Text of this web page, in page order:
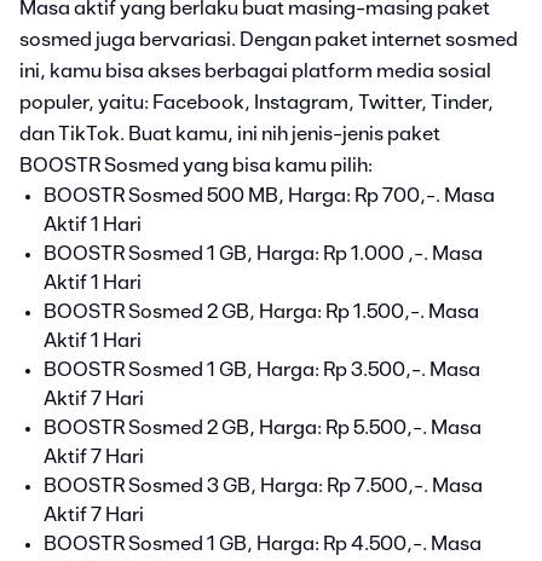
Masa aktif yang berlaku buat masing-masing paket
sosmed juga bervariasi. Dengan paket internet sosmed
ini, kamu bisa akses berbagai platform media sosial
populer, yaitu: Facebook, Instagram, Twitter, Tinder,
dan TikTok. Buat kamu, ini nih jenis-jenis paket
BOOSTR Sosmed yang bisa kamu pilih:
BOOSTR Sosmed 500 MB, Harga: Rp 700,-. Masa
Aktif 1 Hari
BOOSTR Sosmed 1 GB, Harga: Rp 1.000 ,-. Masa
Aktif 1 Hari
BOOSTR Sosmed 2 GB, Harga: Rp 1.500,-. Masa
Aktif 1 Hari
BOOSTR Sosmed 1 GB, Harga: Rp 3.500,-. Masa
Aktif 7 Hari
BOOSTR Sosmed 2 GB, Harga: Rp 5.500,-. Masa
Aktif 7 Hari
BOOSTR Sosmed 3 GB, Harga: Rp 7.500,-. Masa
Aktif 7 Hari
BOOSTR Sosmed 1 GB, Harga: Rp 4.500,-. Masa